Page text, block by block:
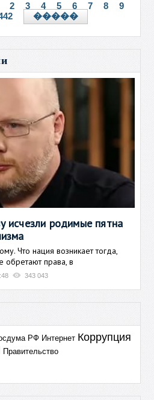
2 3 4 5 6 7 8
9
�����
исчезли родимые пятна
Что нация возникает тогда,
обретают права, в
343 043
РФ Интернет Коррупция
Правительство